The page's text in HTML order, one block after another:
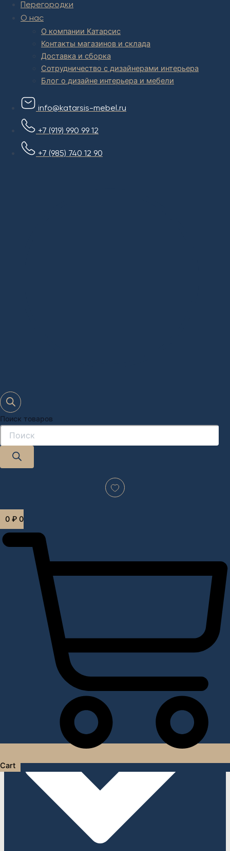
Перегородки
О нас
О компании Катарсис
Контакты магазинов и склада
Доставка и сборка
Сотрудничество с дизайнерами интерьера
Блог о дизайне интерьера и мебели
info@katarsis-mebel.ru
+7 (919) 990 99 12
+7 (985) 740 12 90
Поиск товаров
0 ₽ 0
Cart
Дизайн-проект "под ключ" в Москве
Услуги дизайнера интерьера